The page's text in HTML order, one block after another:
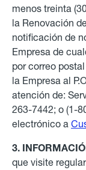
menos treinta
la Renovación
notificación de
Empresa de
por correo
la Empresa al
atención de:
263-7442; o (1-
electrónico a
3.
que visite